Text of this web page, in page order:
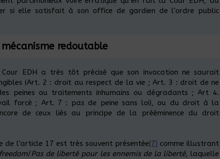
si elle satisfait à son office de gardien de l’ordre public
mécanisme redoutable
EDH a très tôt précisé que son invocation ne saurait
(Art. 2 : droit au respect de la vie ; Art. 3 : droit de ne
peines ou traitements inhumains ou dégradants ; Art 4.
forcé ; Art. 7 : pas de peine sans loi), ou du droit à la
de ceux liés au principe de la prééminence du droit
l’article 17 est très souvent présentée[7] comme illustrant
/Pas de liberté pour les ennemis de la liberté, laquelle